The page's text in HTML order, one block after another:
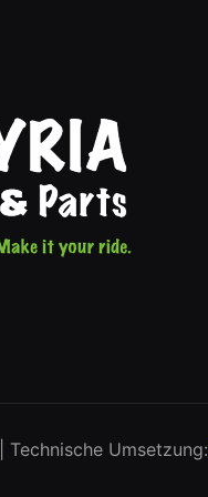
| Technische Umsetzung: